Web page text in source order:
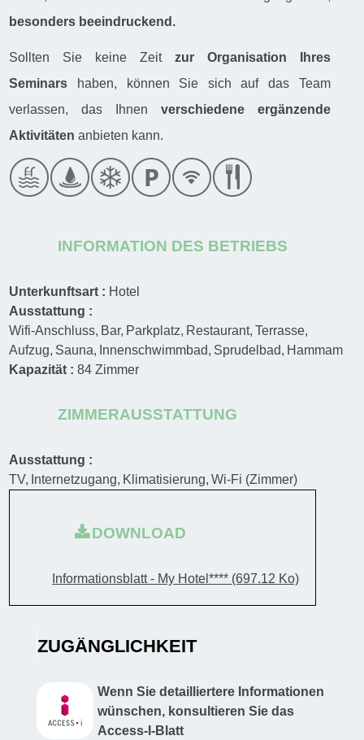
besonders beeindruckend.
Sollten Sie keine Zeit zur Organisation Ihres
Seminars haben, können Sie sich auf das Team
verlassen, das Ihnen verschiedene ergänzende
Aktivitäten anbieten kann.
INFORMATION DES BETRIEBS
Unterkunftsart : Hotel
Ausstattung :
Wifi-Anschluss Bar Parkplatz Restaurant Terrasse
Aufzug Sauna Innenschwimmbad Sprudelbad
Hammam
Kapazität :84 Zimmer
ZIMMERAUSSTATTUNG
Ausstattung :
TV
Internetzugang Klimatisierung Wi-Fi (Zimmer)
DOWNLOAD
Informationsblatt - My Hotel**** (697.12 Ko)
ZUGÄNGLICHKEIT
Wenn Sie detailliertere Informationen
wünschen, konsultieren Sie das
Access-I-Blatt